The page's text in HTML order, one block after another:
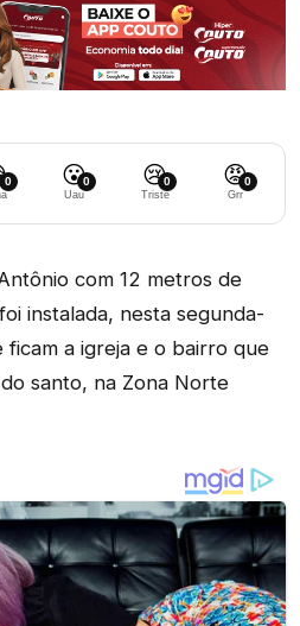
0 😮0
Uau
😢0
Triste
😡0
Grr
com 12 metros de
instalada, nesta segunda-
a igreja e o bairro que
santo, na Zona Norte